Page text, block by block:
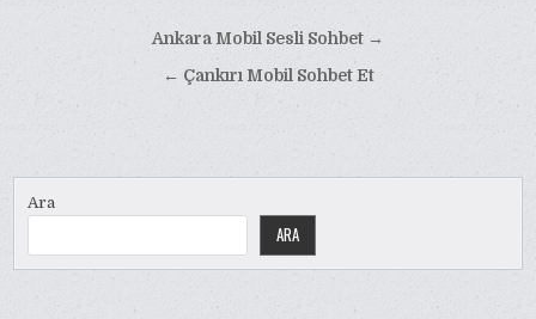
Ankara Mobil Sesli Sohbet →
← Çankırı Mobil Sohbet Et
Ara
ARA